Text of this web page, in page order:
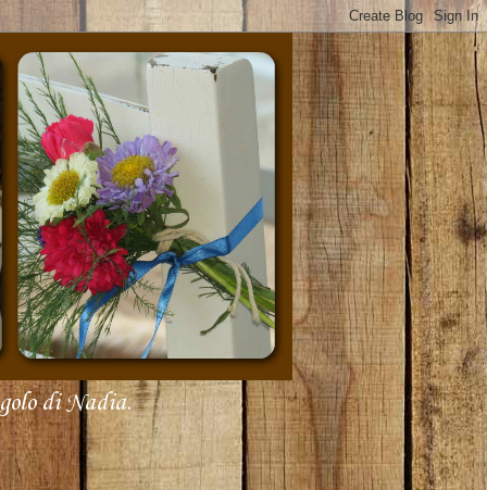
di Nadia.